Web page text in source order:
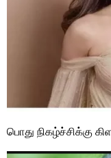
பொது நிகழ்ச்சிக்கு